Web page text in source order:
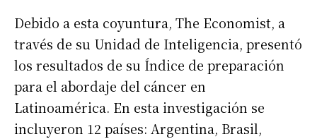
Debido a esta coyuntura, The Economist, a
través de su Unidad de Inteligencia, presentó
los resultados de su Índice de preparación
para el abordaje del cáncer en
Latinoamérica. En esta investigación se
incluyeron 12 países: Argentina, Brasil,